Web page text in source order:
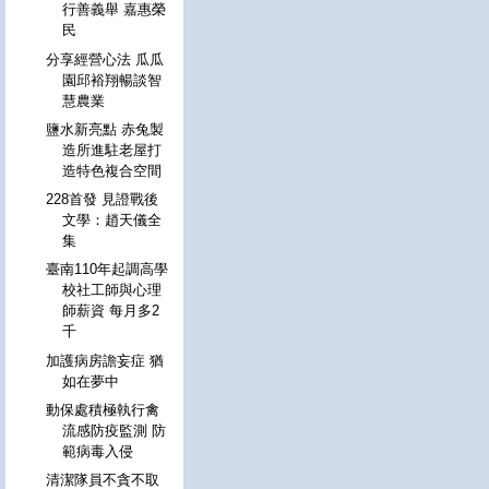
行善義舉 嘉惠榮
民
分享經營心法 瓜瓜
園邱裕翔暢談智
慧農業
鹽水新亮點 赤兔製
造所進駐老屋打
造特色複合空間
228首發 見證戰後
文學：趙天儀全
集
臺南110年起調高學
校社工師與心理
師薪資 每月多2
千
加護病房譫妄症 猶
如在夢中
動保處積極執行禽
流感防疫監測 防
範病毒入侵
清潔隊員不貪不取